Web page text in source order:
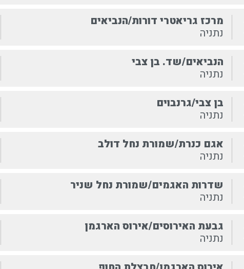
מרכז גריאטרי דורות/הנביאים
נתניה
הנביאים/שד. בן צבי
נתניה
בן צבי/גרנבוים
נתניה
אגם כנרת/שמורת נחל דולב
נתניה
שדרות האגמים/שמורת נחל שניר
נתניה
גבעת האירוסים/אירוס הארגמן
נתניה